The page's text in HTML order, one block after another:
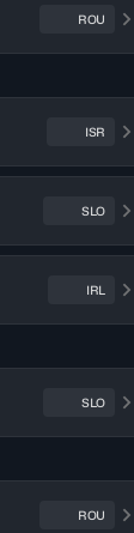
ROU
ISR
SLO
IRL
SLO
ROU